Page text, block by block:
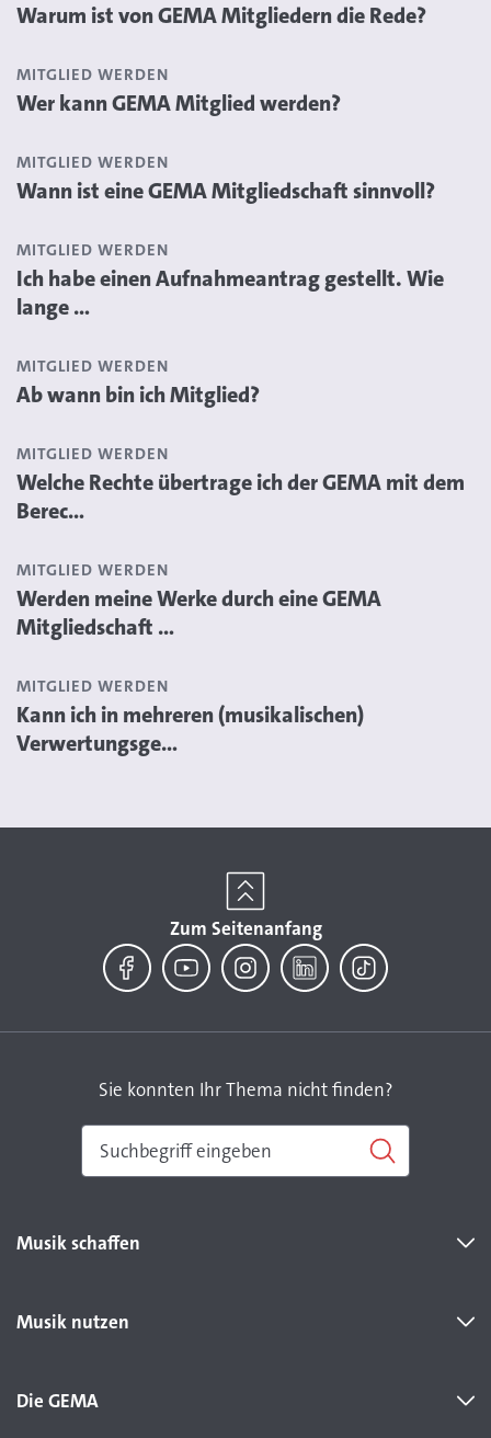
Warum ist von GEMA Mitgliedern die Rede?
MITGLIED WERDEN
Wer kann GEMA Mitglied werden?
MITGLIED WERDEN
Wann ist eine GEMA Mitgliedschaft sinnvoll?
MITGLIED WERDEN
Ich habe einen Aufnahmeantrag gestellt. Wie
lange ...
MITGLIED WERDEN
Ab wann bin ich Mitglied?
MITGLIED WERDEN
Welche Rechte übertrage ich der GEMA mit dem
Berec...
MITGLIED WERDEN
Werden meine Werke durch eine GEMA
Mitgliedschaft ...
MITGLIED WERDEN
Kann ich in mehreren (musikalischen)
Verwertungsge...
Zum Seitenanfang
Sie konnten Ihr Thema nicht finden?
Musik schaffen
Musik nutzen
Die GEMA